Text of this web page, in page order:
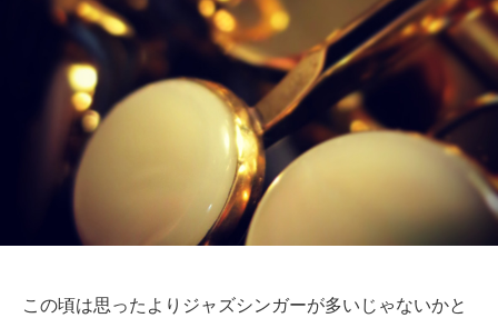
この頃は思ったよりジャズシンガーが多いじゃないかと